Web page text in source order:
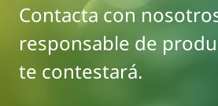
Contacta con
responsable de
te contestará.